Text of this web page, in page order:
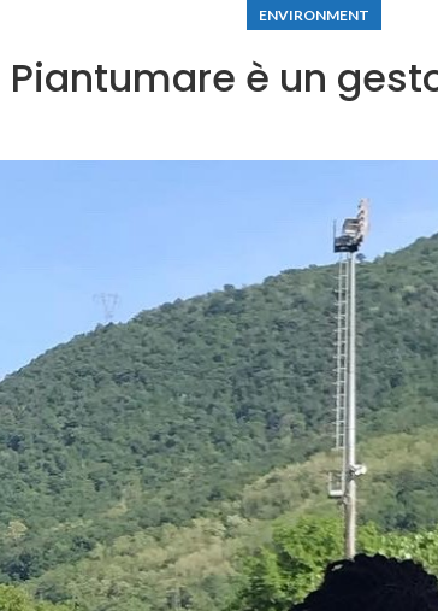
ENVIRONMENT
Piantumare è un